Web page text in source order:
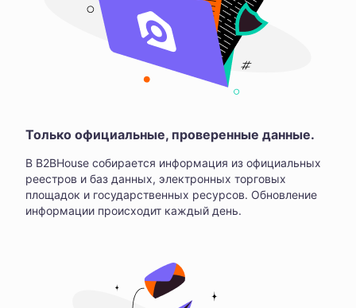
Только официальные, проверенные данные.
В B2BHouse собирается информация из официальных
реестров и баз данных, электронных торговых
площадок и государственных ресурсов. Обновление
информации происходит каждый день.